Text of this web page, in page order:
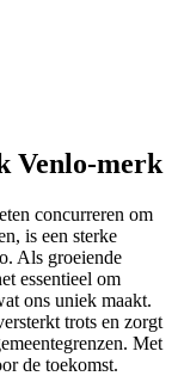
Venlo-merk
concurreren om
is een sterke
Als groeiende
essentieel om
ons uniek maakt.
trots en zorgt
Met
de toekomst.